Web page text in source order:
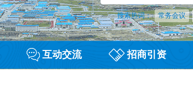
搜索热词： 常务会议
互动交流 招商引资